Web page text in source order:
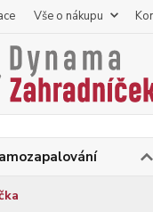
Vše o nákupu